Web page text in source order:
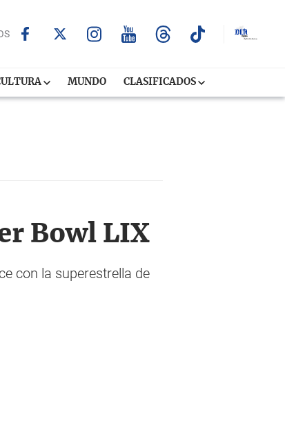
MUNDO CLASIFICADOS
Bowl LIX
con la superestrella de